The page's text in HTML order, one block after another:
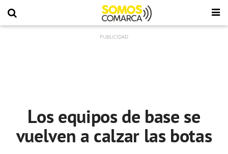
Los equipos de base se
vuelven a calzar las botas